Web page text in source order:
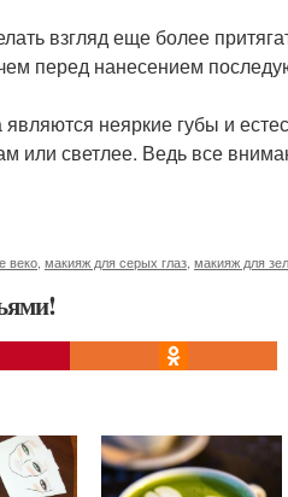
взгляд еще более
перед нанесением
неяркие губы и
или светлее. Ведь все
веко макияж для серых глаз макияж для